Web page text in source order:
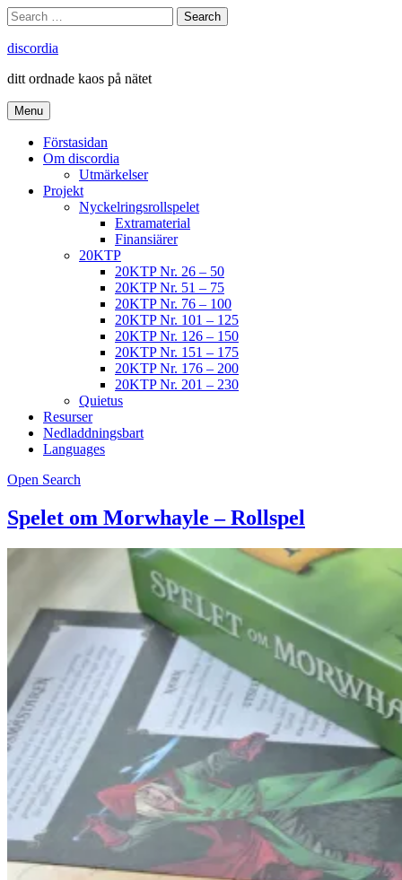
Skip
to
content
Search
Search
for:
discordia
ditt ordnade kaos på nätet
Menu
Förstasidan
Om discordia
Utmärkelser
Projekt
Nyckelringsrollspelet
Extramaterial
Finansiärer
20KTP
20KTP Nr. 26 – 50
20KTP Nr. 51 – 75
20KTP Nr. 76 – 100
20KTP Nr. 101 – 125
20KTP Nr. 126 – 150
20KTP Nr. 151 – 175
20KTP Nr. 176 – 200
20KTP Nr. 201 – 230
Quietus
Resurser
Nedladdningsbart
Languages
Open Search
Spelet om Morwhayle – Rollspel